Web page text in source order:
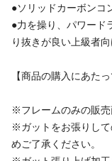
●ソリッドカーボンコ
●力を操り、パワード
り抜きが良い上級者
【商品の購入にあた
※フレームのみの販売
※ガットをお張りし
めご了承ください。